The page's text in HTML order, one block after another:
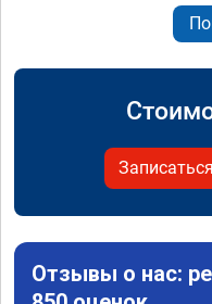
Записаться
Отзывы о нас: